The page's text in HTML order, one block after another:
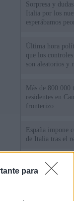
para
Sorpresa y
Italia por los
esperábamos
Última hora
que los
son aleatorios y
Más de 800.000
residentes en
fronterizo
España impone
de Italia tras el
Qué hay detrás
España por la